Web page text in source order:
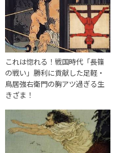
これは惚れる！戦国時代「長篠
の戦い」勝利に貢献した足軽・
鳥居強右衛門の胸アツ過ぎる生
きざま！